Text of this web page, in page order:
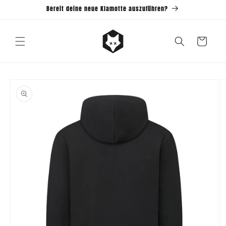
Bereit deine neue Klamotte auszuführen?
Warenkorb